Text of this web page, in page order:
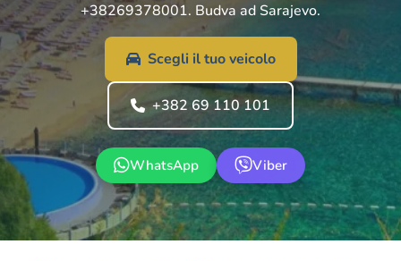
+38269378001. Budva ad Sarajevo.
Scegli il tuo veicolo
+382 69 110 101
WhatsApp Viber